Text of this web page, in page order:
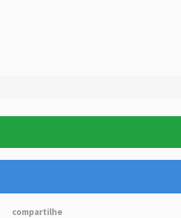
compartilhe